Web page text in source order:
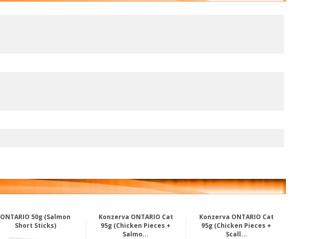
ONTARIO 50g (Salmon
Short Sticks)
Konzerva ONTARIO Cat
95g (Chicken Pieces +
Salmo...
Konzerva ONTARIO Cat
95g (Chicken Pieces +
Scall...